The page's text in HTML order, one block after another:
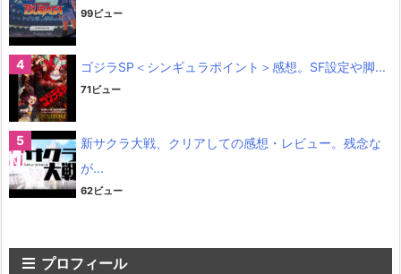
99ビュー
ゴジラSP＜シンギュラポイント＞感想。SF設定や脚...
71ビュー
新サクラ大戦、クリアしての感想・レビュー。残念な
が...
62ビュー
プロフィール